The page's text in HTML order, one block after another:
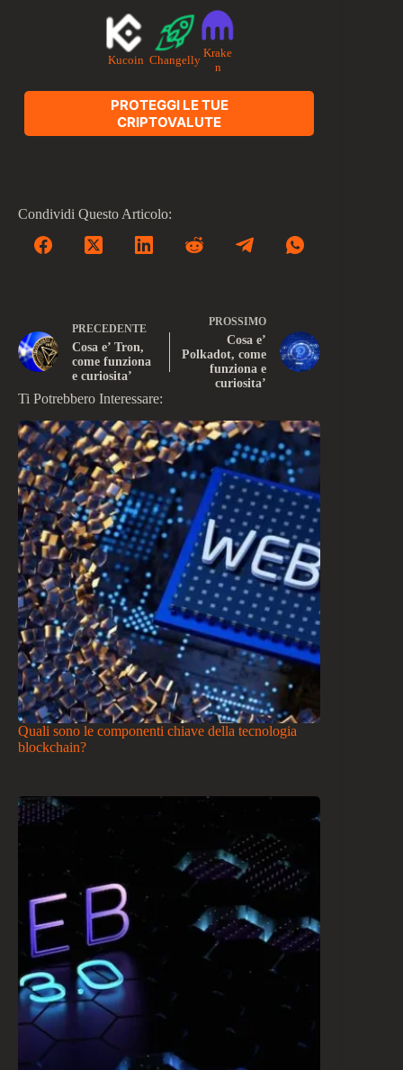
Kucoin Changelly
Krake
n
PROTEGGI LE TUE
CRIPTOVALUTE
Condividi Questo Articolo:
PRECEDENTE
Cosa e’ Tron,
come funziona
e curiosita’
PROSSIMO
Cosa e’
Polkadot, come
funziona e
curiosita’
Ti Potrebbero Interessare:
Quali sono le componenti chiave della tecnologia
blockchain?